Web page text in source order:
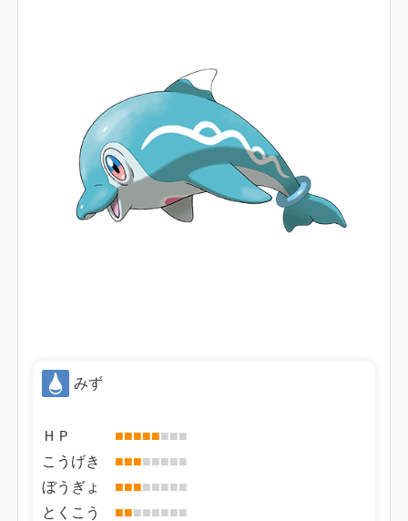
みず
ＨＰ ■■■■■■■■
こうげき ■■■■■■■■
ぼうぎょ ■■■■■■■■
とくこう ■■■■■■■■